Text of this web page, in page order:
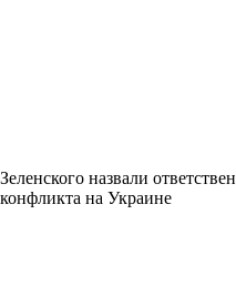
Зеленского назвали
конфликта на Украине